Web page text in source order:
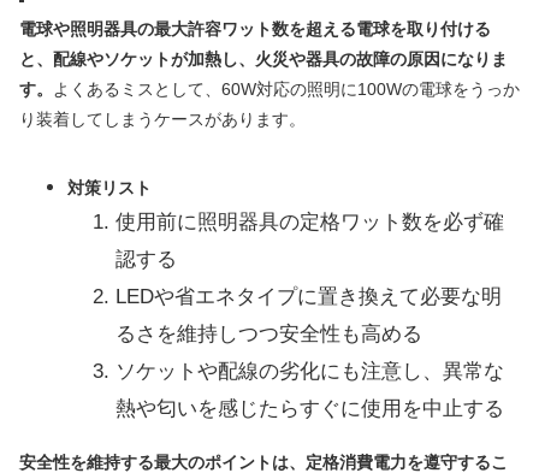
電球や照明器具の最大許容ワット数を超える電球を取り付ける
と、配線やソケットが加熱し、火災や器具の故障の原因になりま
す。
よくあるミスとして、60W対応の照明に100Wの電球をうっか
り装着してしまうケースがあります。
対策リスト
使用前に照明器具の定格ワット数を必ず確
認する
LEDや省エネタイプに置き換えて必要な明
るさを維持しつつ安全性も高める
ソケットや配線の劣化にも注意し、異常な
熱や匂いを感じたらすぐに使用を中止する
安全性を維持する最大のポイントは、定格消費電力を遵守するこ